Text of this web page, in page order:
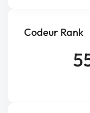
Codeur Rank